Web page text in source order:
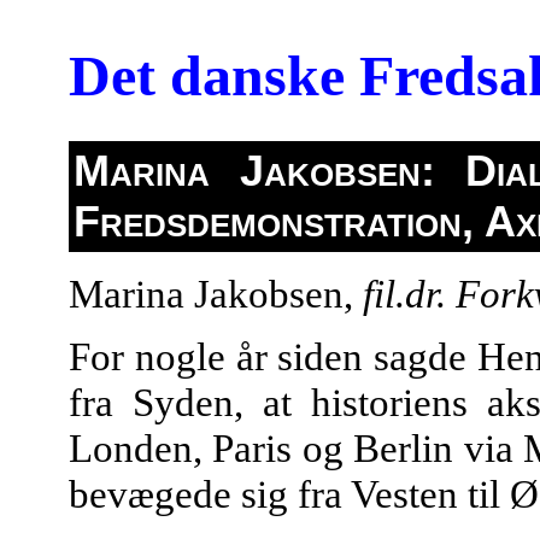
Det danske
Marina Jakobsen:
Fredsdemonstration,
Marina Jakobsen, fil.dr.
For nogle år siden sagde
fra Syden, at historiens
Londen, Paris og Berlin via
bevægede sig fra Vesten til